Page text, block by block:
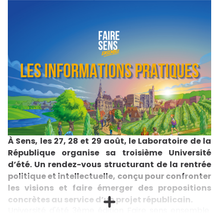
les chiffres économiques à la réalité du terrain et du
sentiment d’abandon. Lors de cette rencontre, il
décryptera comment ces fractures territoriales et
cette violence sociale nourrissent aujourd’hui le
populisme et la colère, en France et en Europe.
L’échange sera suivi d’un moment de convivialité,
avec un cocktail et une séance de dédicaces.
Informations pratiquesMardi 30 juin 2026 à
19h00Maison de l’Amérique latine217 boulevard
Saint-Germain, 75007 Paris S'inscrire
À Sens, les 27, 28 et 29 août, le Laboratoire de la
République organise sa troisième Université
d’été. Un rendez-vous structurant de la rentrée
politique et intellectuelle, conçu pour confronter
les visions et faire émerger des propositions
concrètes au service d’un projet républicain.
Université d'été 3ème édition Faire sens ensemble